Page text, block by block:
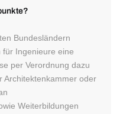
Bundesländern
für Ingenieure eine
per Verordnung dazu
Architektenkammer oder
Weiterbildungen